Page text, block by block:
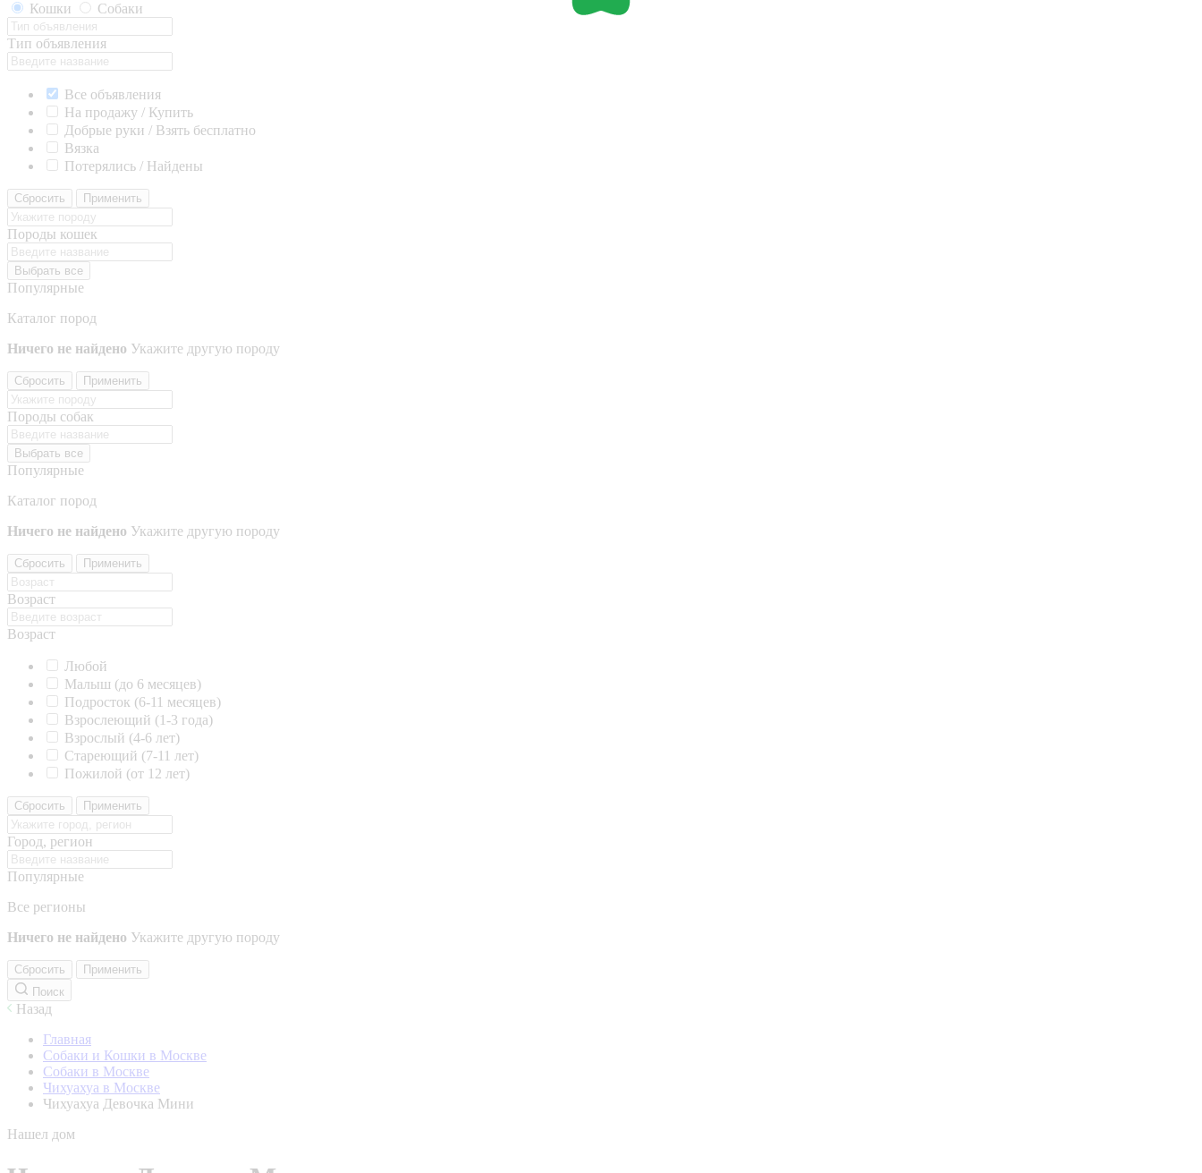
Кошки
Собаки
Тип объявления
Все объявления
На продажу / Купить
Добрые руки / Взять бесплатно
Вязка
Потерялись / Найдены
Сбросить Применить
Породы кошек
Выбрать все
Популярные
Каталог пород
Ничего не найдено Укажите другую породу
Сбросить Применить
Породы собак
Выбрать все
Популярные
Каталог пород
Ничего не найдено Укажите другую породу
Сбросить Применить
Возраст
Возраст
Любой
Малыш (до 6 месяцев)
Подросток (6-11 месяцев)
Взрослеющий (1-3 года)
Взрослый (4-6 лет)
Стареющий (7-11 лет)
Пожилой (от 12 лет)
Сбросить Применить
Город, регион
Популярные
Все регионы
Ничего не найдено Укажите другую породу
Сбросить
Применить
Поиск
Назад
Главная
Собаки и Кошки в Москве
Собаки в Москве
Чихуахуа в Москве
Чихуахуа Девочка Мини
Нашел дом